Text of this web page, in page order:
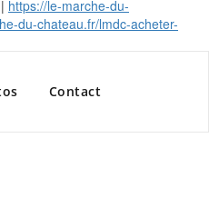
| https://le-marche-du-
du-chateau.fr/lmdc-acheter-
Contact